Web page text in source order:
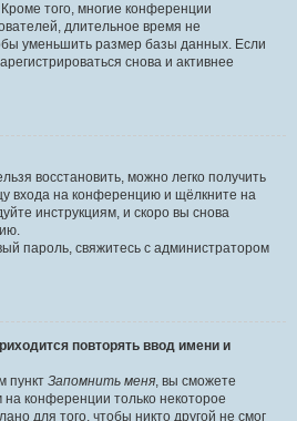
того, многие конференции
длительное время не
уменьшить размер базы данных. Если
снова и активнее
восстановить, можно легко получить
входа на конференцию и щёлкните на
инструкциям, и скоро вы снова
пароль, свяжитесь с администратором
повторять ввод имени и
пункт Запомнить меня, вы сможете
конференции только некоторое
для того, чтобы никто другой не смог